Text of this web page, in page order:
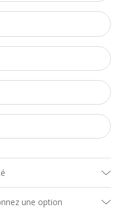
une option